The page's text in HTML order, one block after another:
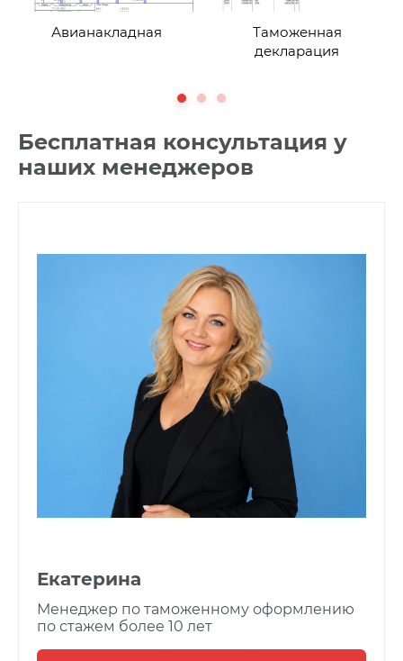
Авианакладная
Таможенная
декларация
Бесплатная консультация у
наших менеджеров
Екатерина
Менеджер по таможенному оформлению
по стажем более 10 лет